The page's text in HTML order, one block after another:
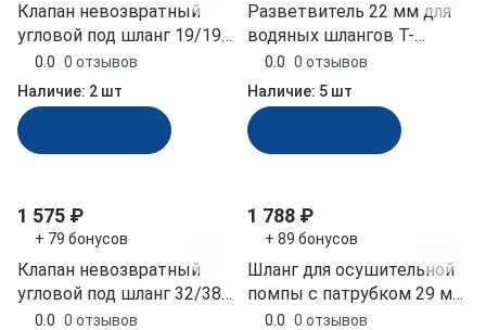
Клапан невозвратный
угловой под шланг 19/19
мм (31346)
0.0 0 отзывов
Наличие: 2 шт
Разветвитель 22 мм для
водяных шлангов Т-
образный полиамид
Osculati (17.204.22)
0.0 0 отзывов
Наличие: 5 шт
1 575 ₽
+ 79 бонусов
Клапан невозвратный
угловой под шланг 32/38
мм (31347)
0.0 0 отзывов
1 788 ₽
+ 89 бонусов
Шланг для осушительной
помпы с патрубком 29 мм
длина 1.83 м Easterner
0.0 0 отзывов